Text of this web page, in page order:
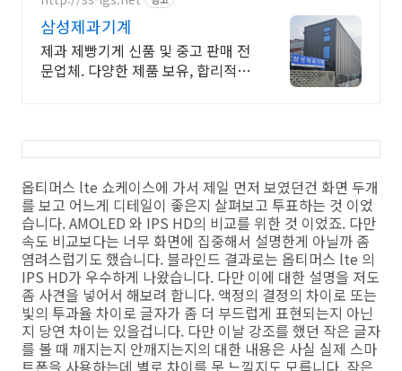
삼성제과기계
제과 제빵기게 신품 및 중고 판매 전
문업체. 다양한 제품 보유, 합리적인
옵티머스 lte 쇼케이스에 가서 제일 먼저 보였던건 화면 두개
를 보고 어느게 디테일이 좋은지 살펴보고 투표하는 것 이었
습니다. AMOLED 와 IPS HD의 비교를 위한 것 이었죠. 다만
속도 비교보다는 너무 화면에 집중해서 설명한게 아닐까 좀
염려스럽기도 했습니다. 블라인드 결과로는 옵티머스 lte 의
IPS HD가 우수하게 나왔습니다. 다만 이에 대한 설명을 저도
좀 사견을 넣어서 해보려 합니다. 액정의 결정의 차이로 또는
빛의 투과율 차이로 글자가 좀 더 부드럽게 표현되는지 아닌
지 당연 차이는 있을겁니다. 다만 이날 강조를 했던 작은 글자
를 볼 때 깨지는지 안깨지는지의 대한 내용은 사실 실제 스마
트폰을 사용하는데 별로 차이를 못 느낄지도 모릅니다. 작은